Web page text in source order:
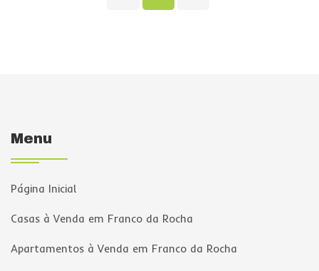
Menu
Página Inicial
Casas à Venda em Franco da Rocha
Apartamentos à Venda em Franco da Rocha